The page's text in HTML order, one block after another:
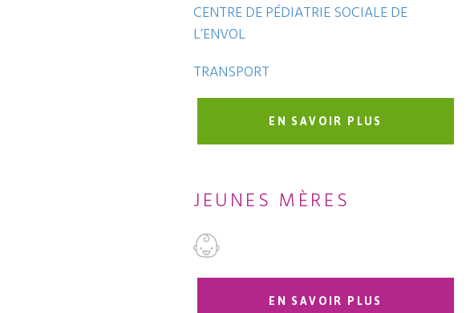
CENTRE DE PÉDIATRIE SOCIALE DE
L’ENVOL
TRANSPORT
EN SAVOIR PLUS
JEUNES MÈRES
EN SAVOIR PLUS